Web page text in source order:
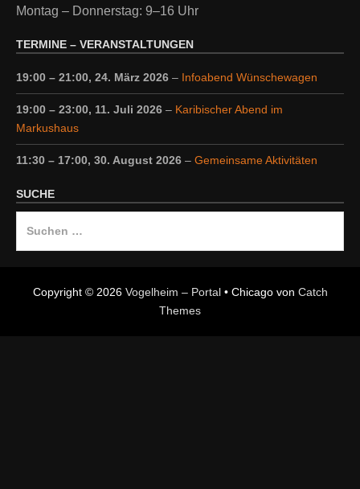
Montag – Donnerstag: 9–16 Uhr
TERMINE – VERANSTALTUNGEN
19:00 – 21:00, 24. März 2026 – Infoabend Wünschewagen
19:00 – 23:00, 11. Juli 2026 – Karibischer Abend im
Markushaus
11:30 – 17:00, 30. August 2026 – Gemeinsame Aktivitäten
SUCHE
Copyright © 2026 Vogelheim – Portal• Chicago von Catch
Themes